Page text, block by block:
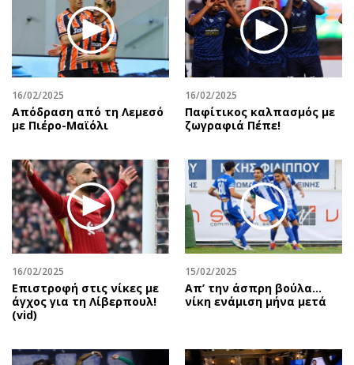
16/02/2025
Απόδραση από τη Λεμεσό
με Πιέρο-Μαϊόλι
16/02/2025
Παφίτικος καλπασμός με
ζωγραφιά Πέπε!
16/02/2025
Επιστροφή στις νίκες με
άγχος για τη Λίβερπουλ!
(vid)
15/02/2025
Απ’ την άσπρη βούλα…
νίκη ενάμιση μήνα μετά